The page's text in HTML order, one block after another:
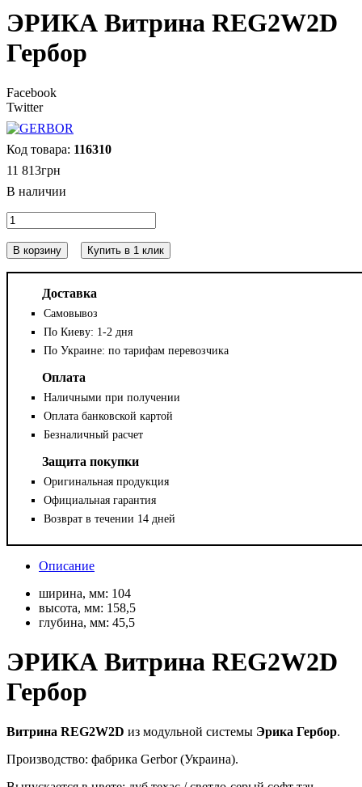
ЭРИКА Витрина REG2W2D
Гербор
Facebook
Twitter
116310
11 813грн
В корзину Купить в 1 клик
Доставка
Самовывоз
По Киеву: 1-2 дня
По Украине: по тарифам перевозчика
Оплата
Наличными при получении
Оплата банковской картой
Безналичный расчет
Защита покупки
Оригинальная продукция
Официальная гарантия
Возврат в течении 14 дней
Описание
ширина, мм: 104
высота, мм: 158,5
глубина, мм: 45,5
ЭРИКА Витрина REG2W2D
Гербор
Витрина REG2W2D из модульной системы Эрика Гербор.
Производство: фабрика Gerbor (Украина).